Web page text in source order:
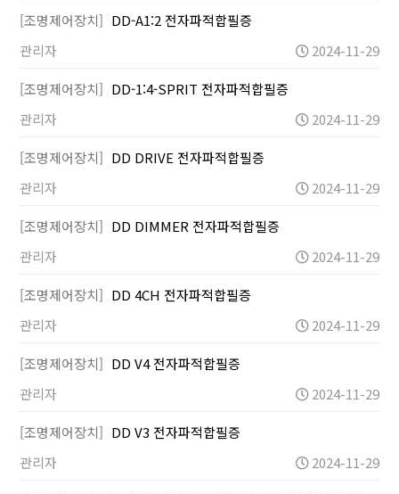
[조명제어장치] DD-A1:2 전자파적합필증
관리자
2024-11-29
[조명제어장치] DD-1:4-SPRIT 전자파적합필증
관리자
2024-11-29
[조명제어장치] DD DRIVE 전자파적합필증
관리자
2024-11-29
[조명제어장치] DD DIMMER 전자파적합필증
관리자
2024-11-29
[조명제어장치] DD 4CH 전자파적합필증
관리자
2024-11-29
[조명제어장치] DD V4 전자파적합필증
관리자
2024-11-29
[조명제어장치] DD V3 전자파적합필증
관리자
2024-11-29